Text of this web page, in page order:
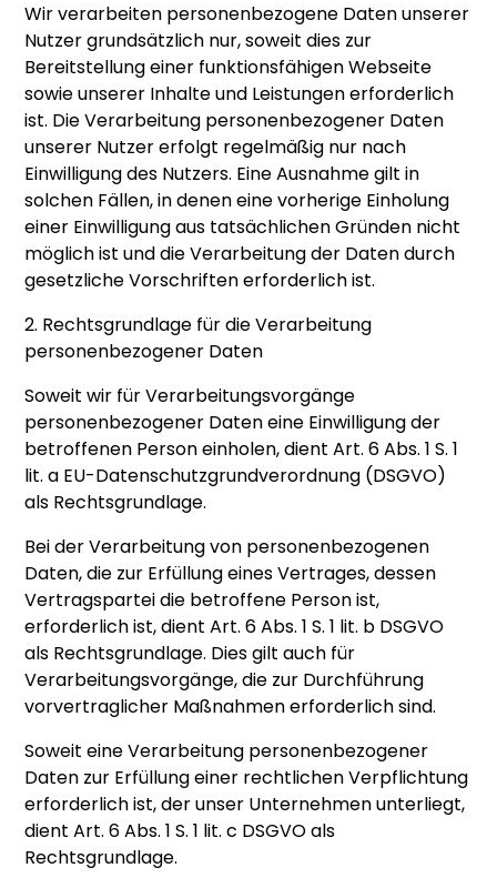
Wir verarbeiten personenbezogene Daten unserer
Nutzer grundsätzlich nur, soweit dies zur
Bereitstellung einer funktionsfähigen Webseite
sowie unserer Inhalte und Leistungen erforderlich
ist. Die Verarbeitung personenbezogener Daten
unserer Nutzer erfolgt regelmäßig nur nach
Einwilligung des Nutzers. Eine Ausnahme gilt in
solchen Fällen, in denen eine vorherige Einholung
einer Einwilligung aus tatsächlichen Gründen nicht
möglich ist und die Verarbeitung der Daten durch
gesetzliche Vorschriften erforderlich ist.
2. Rechtsgrundlage für die Verarbeitung
personenbezogener Daten
Soweit wir für Verarbeitungsvorgänge
personenbezogener Daten eine Einwilligung der
betroffenen Person einholen, dient Art. 6 Abs. 1 S. 1
lit. a EU-Datenschutzgrundverordnung (DSGVO)
als Rechtsgrundlage.
Bei der Verarbeitung von personenbezogenen
Daten, die zur Erfüllung eines Vertrages, dessen
Vertragspartei die betroffene Person ist,
erforderlich ist, dient Art. 6 Abs. 1 S. 1 lit. b DSGVO
als Rechtsgrundlage. Dies gilt auch für
Verarbeitungsvorgänge, die zur Durchführung
vorvertraglicher Maßnahmen erforderlich sind.
Soweit eine Verarbeitung personenbezogener
Daten zur Erfüllung einer rechtlichen Verpflichtung
erforderlich ist, der unser Unternehmen unterliegt,
dient Art. 6 Abs. 1 S. 1 lit. c DSGVO als
Rechtsgrundlage.